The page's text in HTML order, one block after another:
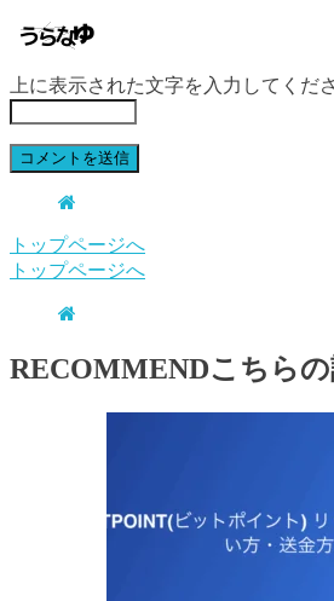
上に表示された文字を入力してくだ
トップページへ
トップページへ
RECOMMENDこちらの